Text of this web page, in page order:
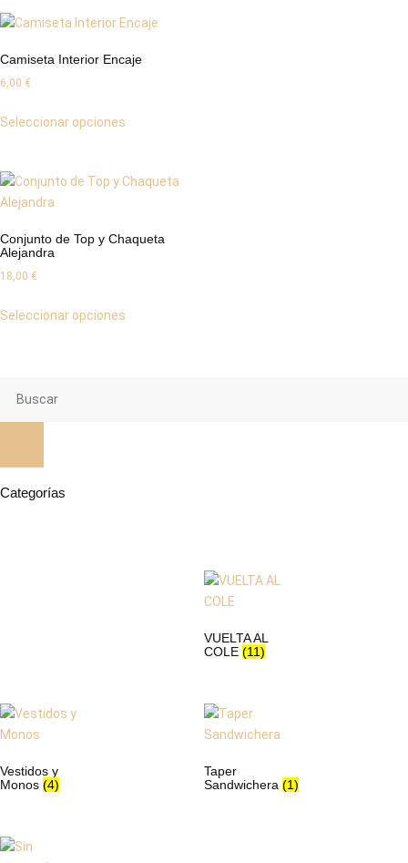
Camiseta Interior Encaje
6,00 €
Seleccionar opciones
Conjunto de Top y Chaqueta
Alejandra
18,00 €
Seleccionar opciones
Categorías
VUELTA AL
COLE (11)
Vestidos y
Monos (4)
Taper
Sandwichera (1)